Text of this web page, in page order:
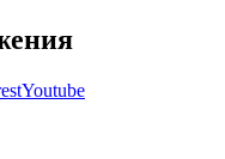
Youtube